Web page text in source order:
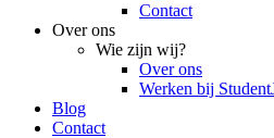
Contact
Over ons
Wie zijn wij?
Over ons
Werken bij
Blog
Contact